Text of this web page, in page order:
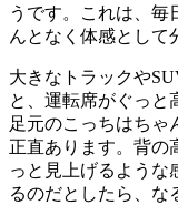
うです。これは、毎
んとなく体感として
大きなトラックや
と、運転席がぐっと
足元のこっちはちゃ
正直あります。背の
っと見上げるような
るのだとしたら、な